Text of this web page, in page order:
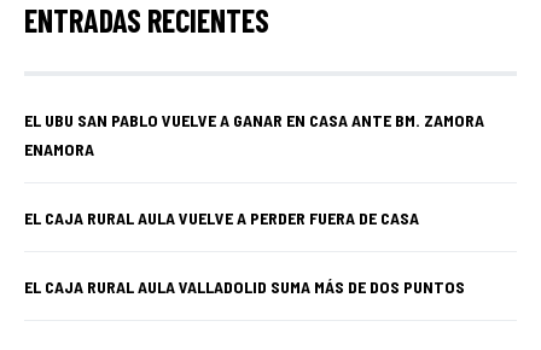
ENTRADAS RECIENTES
EL UBU SAN PABLO VUELVE A GANAR EN CASA ANTE BM. ZAMORA
ENAMORA
EL CAJA RURAL AULA VUELVE A PERDER FUERA DE CASA
EL CAJA RURAL AULA VALLADOLID SUMA MÁS DE DOS PUNTOS